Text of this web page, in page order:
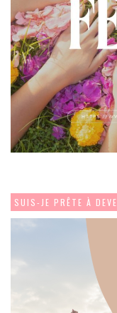
SUIS-JE PRÊTE À